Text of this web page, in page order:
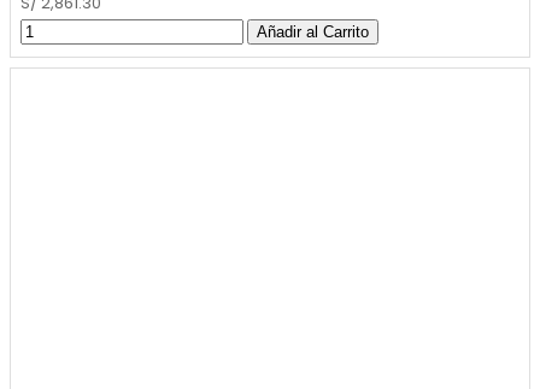
Añadir al Carrito